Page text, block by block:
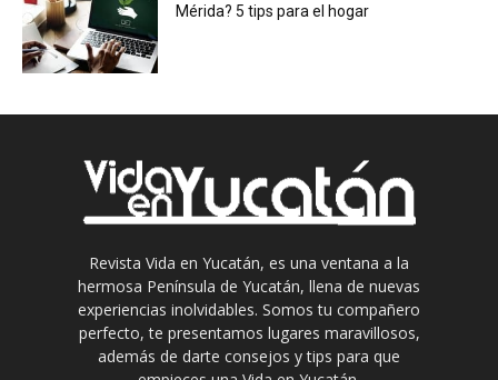
Mérida? 5 tips para el hogar
Revista Vida en Yucatán, es una ventana a la
hermosa Península de Yucatán, llena de nuevas
experiencias inolvidables. Somos tu compañero
perfecto, te presentamos lugares maravillosos,
además de darte consejos y tips para que